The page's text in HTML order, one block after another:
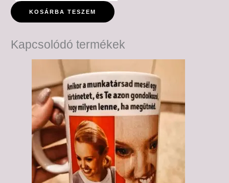
KOSÁRBA TESZEM
Kapcsolódó termékek
-
6,500 Ft